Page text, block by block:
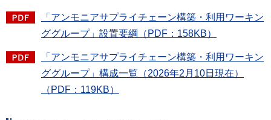
「アンモニアサプライチェーン構築・利用ワーキン
ググループ」設置要綱（PDF：158KB）
「アンモニアサプライチェーン構築・利用ワーキン
ググループ」構成一覧（2026年2月10日現在）
（PDF：119KB）